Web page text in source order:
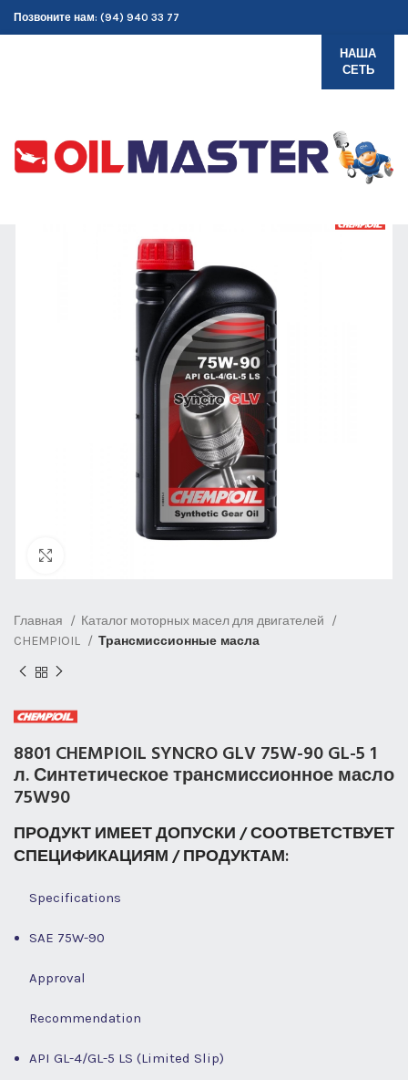
Позвоните нам: (94) 940 33 77
НАША
СЕТЬ
Главная
Каталог моторных масел для двигателей
CHEMPIOIL
Трансмиссионные масла
8801 CHEMPIOIL SYNCRO GLV 75W-90 GL-5 1
л. Синтетическое трансмиссионное масло
75W90
ПРОДУКТ ИМЕЕТ ДОПУСКИ / СООТВЕТСТВУЕТ
СПЕЦИФИКАЦИЯМ / ПРОДУКТАМ:
Specifications
SAE 75W-90
Approval
Recommendation
API GL-4/GL-5 LS (Limited Slip)